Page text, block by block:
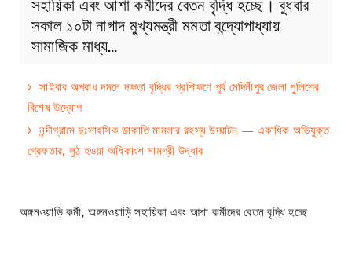
সকাল ১০টা নাগাদ মুখ্যমন্ত্রী মমতা বন্দ্যোপাধ্যায়
সামাজিক মাধ্য…
সাইবার অপরাধ দমনে দক্ষতা বৃদ্ধির প্রশিক্ষণে পূর্ব মেদিনীপুর জেলা পুলিশের
বিশেষ উদ্যোগ
নন্দীগ্রামে দুঃসাহসিক ডাকাতি মামলার রহস্য উদ্ঘাটন — একাধিক অভিযুক্ত
গ্রেফতার, লুঠ হওয়া অধিকাংশ সামগ্রী উদ্ধার
অঙ্গনওয়াড়ি কর্মী, অঙ্গনওয়াড়ি সহায়িকা এবং আশা কর্মীদের বেতন বৃদ্ধি হচ্ছে